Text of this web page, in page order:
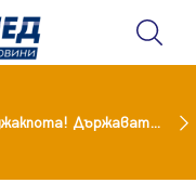
Коцето удари джакпота! Държавата му плаща 95 000 евро